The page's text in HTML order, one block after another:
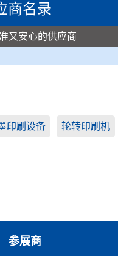
商名录
又安心的供应商
印刷设备 轮转印刷机
参展商